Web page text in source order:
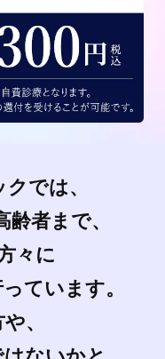
では、
者まで、
々に
ています。
、